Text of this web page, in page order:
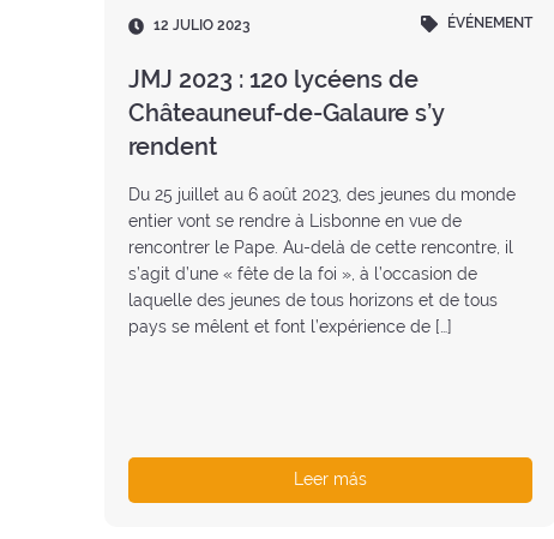
Fecha
12 JULIO 2023 ÉVÉNEMENT
JMJ 2023 : 120 lycéens de
Châteauneuf-de-Galaure s’y
rendent
Du 25 juillet au 6 août 2023, des jeunes du monde
entier vont se rendre à Lisbonne en vue de
rencontrer le Pape. Au-delà de cette rencontre, il
s’agit d’une « fête de la foi », à l’occasion de
laquelle des jeunes de tous horizons et de tous
pays se mêlent et font l’expérience de […]
Leer más